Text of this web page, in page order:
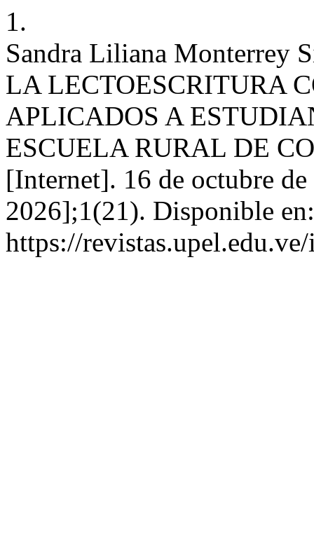
1.
Sandra Liliana Monterrey
LA LECTOESCRITURA
APLICADOS A
ESCUELA RURAL DE
[Internet]. 16 de octubre
2026];1(21). Disponible en:
https://